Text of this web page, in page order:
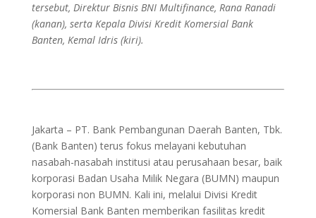
tersebut, Direktur Bisnis BNI Multifinance, Rana Ranadi
(kanan), serta Kepala Divisi Kredit Komersial Bank
Banten, Kemal Idris (kiri).
Jakarta – PT. Bank Pembangunan Daerah Banten, Tbk.
(Bank Banten) terus fokus melayani kebutuhan
nasabah-nasabah institusi atau perusahaan besar, baik
korporasi Badan Usaha Milik Negara (BUMN) maupun
korporasi non BUMN. Kali ini, melalui Divisi Kredit
Komersial Bank Banten memberikan fasilitas kredit